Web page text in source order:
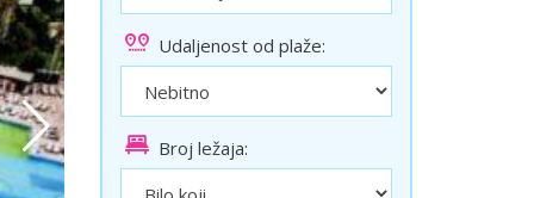
Solun polazak iz Niša
Temišvar polazak iz Niša
Udaljenost od plaže:
Broj ležaja: